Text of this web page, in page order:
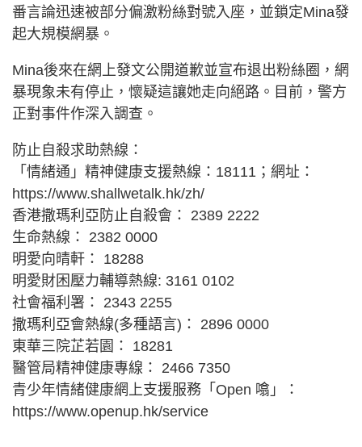
番言論迅速被部分偏激粉絲對號入座，並鎖定Mina發
起大規模網暴。
Mina後來在網上發文公開道歉並宣布退出粉絲圈，網
暴現象未有停止，懷疑這讓她走向絕路。目前，警方
正對事件作深入調查。
防止自殺求助熱線：
「情緒通」精神健康支援熱線：18111；網址：
https://www.shallwetalk.hk/zh/
香港撒瑪利亞防止自殺會： 2389 2222
生命熱線： 2382 0000
明愛向晴軒： 18288
明愛財困壓力輔導熱線: 3161 0102
社會福利署： 2343 2255
撒瑪利亞會熱線(多種語言)： 2896 0000
東華三院芷若園： 18281
醫管局精神健康專線： 2466 7350
青少年情緒健康網上支援服務「Open 噏」：
https://www.openup.hk/service